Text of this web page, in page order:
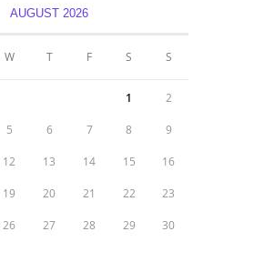
AUGUST 2026
W T F S S
1 2
5 6 7 8 9
12 13 14 15 16
19 20 21 22 23
26 27 28 29 30